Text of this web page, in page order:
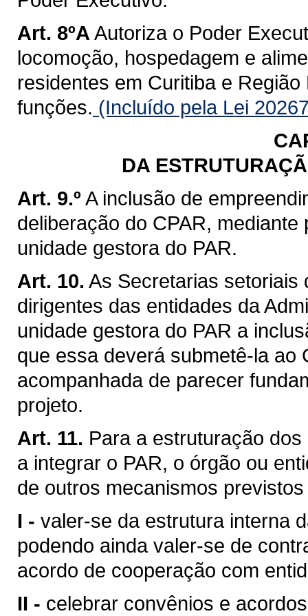
Art. 8ºA Autoriza o Poder
locomoção, hospedagem e
residentes em Curitiba e
funções. (Incluído pela Lei
DA
Art. 9.º A inclusão de
deliberação do CPAR,
unidade gestora do PAR.
Art. 10. As Secretarias setoriais
dirigentes das entidades da
unidade gestora do PAR a
que essa deverá submetê-la ao
acompanhada de parecer
projeto.
Art. 11. Para a estruturação
a integrar o PAR, o órgão ou
de outros mecanismos
I - valer-se da estrutura interna
podendo ainda valer-se de
acordo de cooperação com
II - celebrar convênios e